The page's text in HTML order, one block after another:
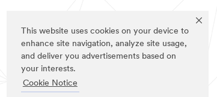
This website uses cookies on your device to
enhance site navigation, analyze site usage,
and deliver you advertisements based on
your interests.
Cookie Notice